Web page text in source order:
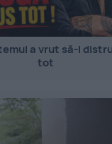
a vrut să-l
tot